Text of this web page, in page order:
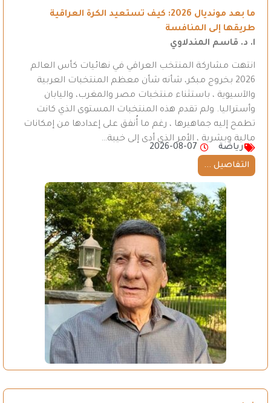
ما بعد مونديال 2026: كيف تستعيد الكرة العراقية
طريقها إلى المنافسة
ا. د. قاسم المندلاوي
انتهت مشاركة المنتخب العراقي في نهائيات كأس العالم
2026 بخروج مبكر، شأنه شأن معظم المنتخبات العربية
والآسيوية ، باستثناء منتخبات مصر والمغرب، واليابان
وأستراليا. ولم تقدم هذه المنتخبات المستوى الذي كانت
تطمح إليه جماهيرها ، رغم ما أُنفق على إعدادها من إمكانات
مالية وبشرية ، الأمر الذي أدى إلى خيبة…
رياضة
2026-08-07
التفاصيل ...